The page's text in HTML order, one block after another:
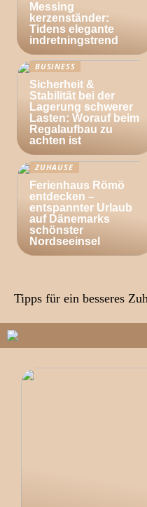
Messing
kerzenständer:
Tidens elegante
indretningstrend
BUSINESS
Sicherheit &
Stabilität bei der
Lagerung schwerer
Lasten: Worauf beim
Regalaufbau zu
achten ist
ZUHAUSE
Ferienhaus Römö
entdecken –
entspannter Urlaub
auf Dänemarks
schönster
Nordseeinsel
Tipps für ein besseres